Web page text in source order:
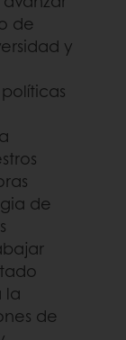
de
y
de
la
de